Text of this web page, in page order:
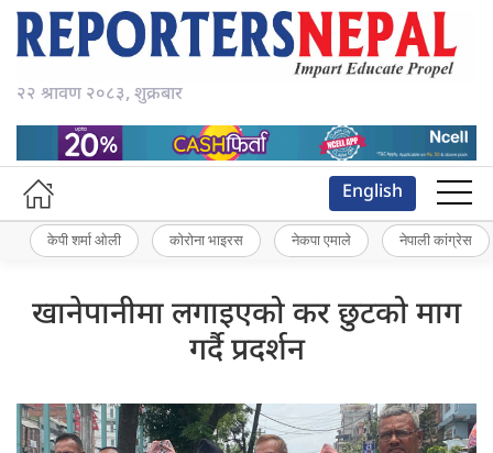
२२ श्रावण २०८३, शुक्रबार
English
केपी शर्मा ओली कोरोना भाइरस नेकपा एमाले नेपाली कांग्रेस
खानेपानीमा लगाइएको कर छुटको माग
गर्दै प्रदर्शन